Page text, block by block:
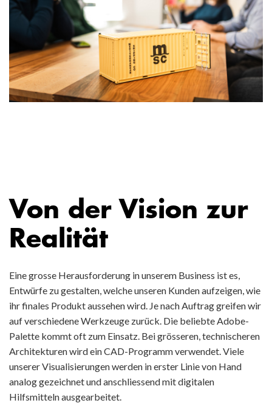
Von der Vision zur
Realität
Eine grosse Herausforderung in unserem Business ist es,
Entwürfe zu gestalten, welche unseren Kunden aufzeigen, wie
ihr finales Produkt aussehen wird. Je nach Auftrag greifen wir
auf verschiedene Werkzeuge zurück. Die beliebte Adobe-
Palette kommt oft zum Einsatz. Bei grösseren, technischeren
Architekturen wird ein CAD-Programm verwendet. Viele
unserer Visualisierungen werden in erster Linie von Hand
analog gezeichnet und anschliessend mit digitalen
Hilfsmitteln ausgearbeitet.